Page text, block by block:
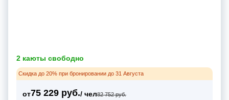
2 каюты свободно
Скидка до 20% при бронировании до 31 Августа
от75 229 руб./ чел82 752 руб.